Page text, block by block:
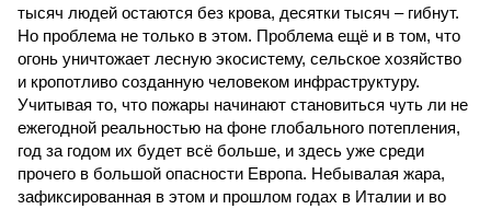
тысяч людей остаются без крова, десятки тысяч – гибнут.
Но проблема не только в этом. Проблема ещё и в том, что
огонь уничтожает лесную экосистему, сельское хозяйство
и кропотливо созданную человеком инфраструктуру.
Учитывая то, что пожары начинают становиться чуть ли не
ежегодной реальностью на фоне глобального потепления,
год за годом их будет всё больше, и здесь уже среди
прочего в большой опасности Европа. Небывалая жара,
зафиксированная в этом и прошлом годах в Италии и во